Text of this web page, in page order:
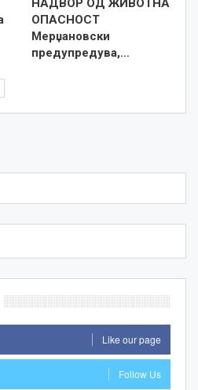
НАДВОР ОД ЖИВОТНА
ОПАСНОСТ
Мерџановски
предупредува,…
Like our page
Follow Us